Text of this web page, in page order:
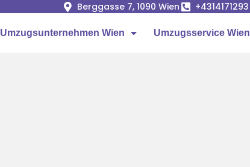
Berggasse 7, 1090 Wien +4314171293
Umzugsunternehmen Wien Umzugsservice Wien